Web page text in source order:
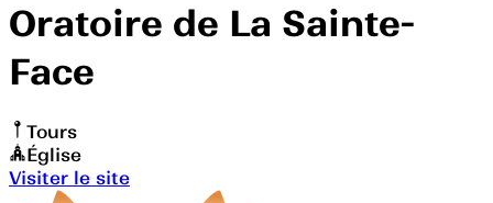
Oratoire de La Sainte-
Face
Tours
Église
Visiter le site